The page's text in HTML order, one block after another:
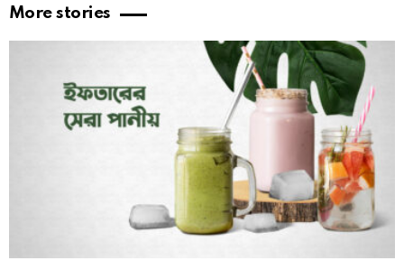
More stories